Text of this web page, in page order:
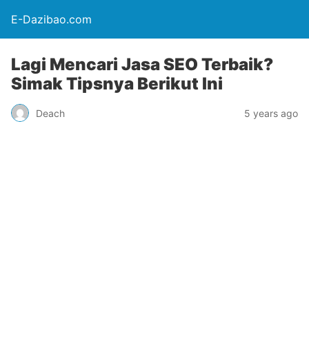
E-Dazibao.com
Lagi Mencari Jasa SEO Terbaik?
Simak Tipsnya Berikut Ini
Deach 5 years ago